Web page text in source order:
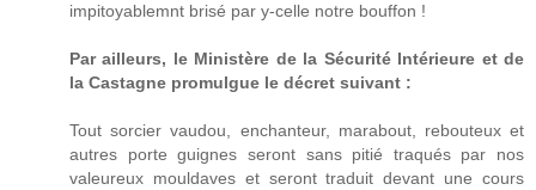
impitoyablemnt brisé par y-celle notre bouffon !
Par ailleurs, le Ministère de la Sécurité Intérieure et de
la Castagne promulgue le décret suivant :
Tout sorcier vaudou, enchanteur, marabout, rebouteux et
autres porte guignes seront sans pitié traqués par nos
valeureux mouldaves et seront traduit devant une cours